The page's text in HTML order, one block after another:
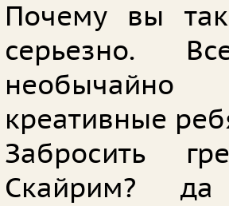
Почему вы
серьезно.
креативные
Забросить
Скайрим?